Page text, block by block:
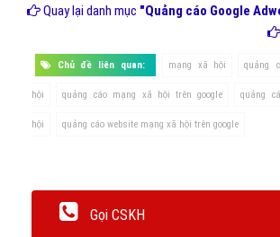
Quay lại danh mục "Quảng cáo Google
Chủ đề liên quan: mạng xã hội quảng
hội quảng cáo mạng xã hội trên google quảng
hội quảng cáo website mạng xã hội trên google
Gọi CSKH